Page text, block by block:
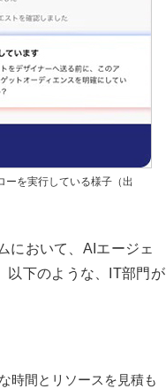
を実行している様子（出
において、AIエージェ
以下のような、IT部門が
時間とリソースを見積も